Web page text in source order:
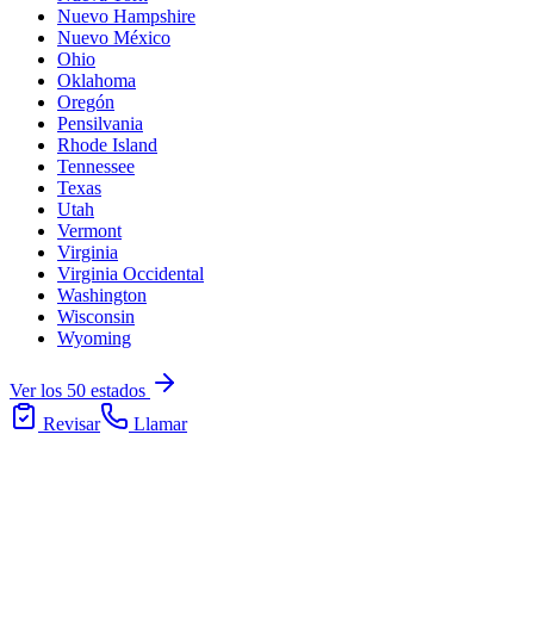
Nuevo Hampshire
Nuevo México
Ohio
Oklahoma
Oregón
Pensilvania
Rhode Island
Tennessee
Texas
Utah
Vermont
Virginia
Virginia Occidental
Washington
Wisconsin
Wyoming
Ver los 50 estados
Revisar
Llamar